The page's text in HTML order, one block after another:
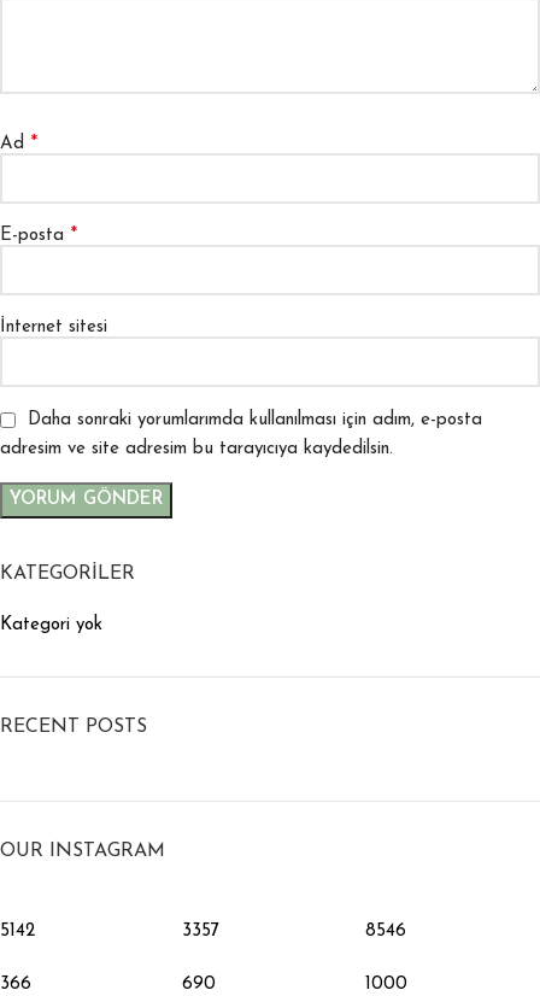
Ad *
E-posta *
İnternet sitesi
Daha sonraki yorumlarımda kullanılması için adım, e-posta
adresim ve site adresim bu tarayıcıya kaydedilsin.
KATEGORILER
Kategori yok
RECENT POSTS
OUR INSTAGRAM
5142
366
3357
690
8546
1000